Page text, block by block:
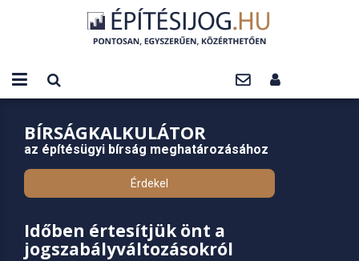
BÍRSÁGKALKULÁTOR
az építésügyi bírság meghatározásához
Érdekel
Időben értesítjük önt a
jogszabályváltozásokról